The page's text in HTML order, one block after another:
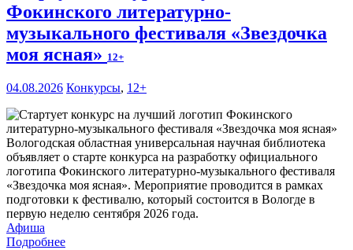
Фокинского литературно-
музыкального фестиваля «Звездочка
моя ясная» 12+
04.08.2026 Конкурсы, 12+
Вологодская областная универсальная научная библиотека
объявляет о старте конкурса на разработку официального
логотипа Фокинского литературно-музыкального фестиваля
«Звездочка моя ясная». Мероприятие проводится в рамках
подготовки к фестивалю, который состоится в Вологде в
первую неделю сентября 2026 года.
Афиша
Подробнее